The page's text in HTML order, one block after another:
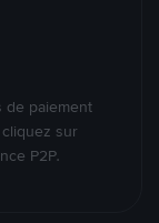
de paiement
sur
P2P.